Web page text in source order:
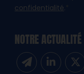
confidentialité.
NOTRE